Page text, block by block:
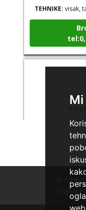
TEHNIKE:
visak,
Uvjeti